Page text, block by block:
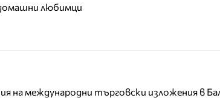
любимци
на международни търговски изложения в